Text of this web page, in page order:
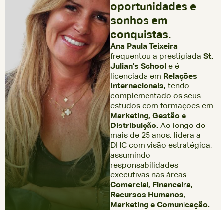
oportunidades e
sonhos em
conquistas.
Ana Paula Teixeira
frequentou a prestigiada St.
Julian’s School e é
licenciada em Relações
Internacionais, tendo
complementado os seus
estudos com formações em
Marketing, Gestão e
Distribuição. Ao longo de
mais de 25 anos, lidera a
DHC com visão estratégica,
assumindo
responsabilidades
executivas nas áreas
Comercial, Financeira,
Recursos Humanos,
Marketing e Comunicação.